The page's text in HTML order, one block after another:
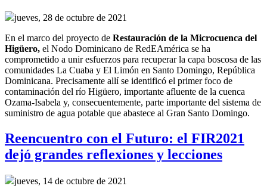
jueves, 28 de octubre de 2021
En el marco del proyecto de Restauración de la Microcuenca del
Higüero, el Nodo Dominicano de RedEAmérica se ha
comprometido a unir esfuerzos para recuperarla capa boscosa de las
comunidades La Cuaba y El Limón en Santo Domingo, República
Dominicana. Precisamente allíse identificó el primer foco de
contaminación del río Higüero, importante afluente de la cuenca
Ozama-Isabela y, consecuentemente, parte importante del sistema de
suministro de agua potable que abastece al Gran Santo Domingo.
Reencuentro con el Futuro: el FIR2021
dejó grandes reflexiones y lecciones
jueves, 14 de octubre de 2021